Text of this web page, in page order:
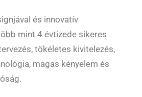
és innovatív
mint 4 évtizede sikeres
tökéletes kivitelezés,
magas kényelem és